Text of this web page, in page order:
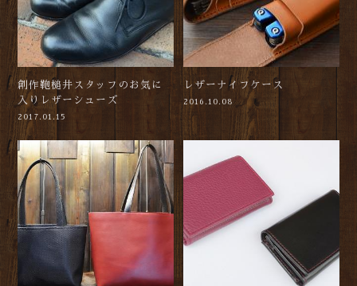
創作鞄槌井スタッフのお気に
入りレザーシューズ
2017.01.15
レザーナイフケース
2016.10.08